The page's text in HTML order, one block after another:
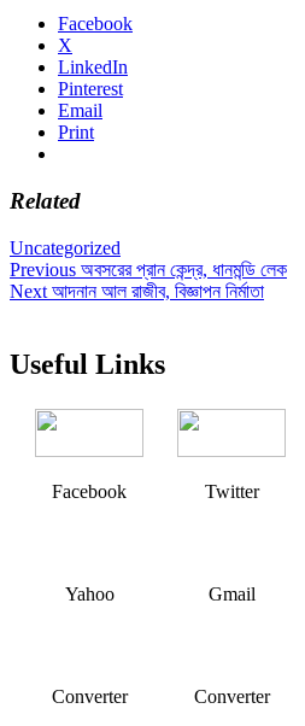
Facebook
X
LinkedIn
Pinterest
Email
Print
Related
Uncategorized
Post
navigation
Previous Previous
post:
অবসরের প্রান কেন্দ্র, ধানমন্ডি লেক
Next Next
আদনান আল রাজীব, বিজ্ঞাপন নির্মাতা
Useful Links
Facebook Twitter
Yahoo Gmail
Converter Converter